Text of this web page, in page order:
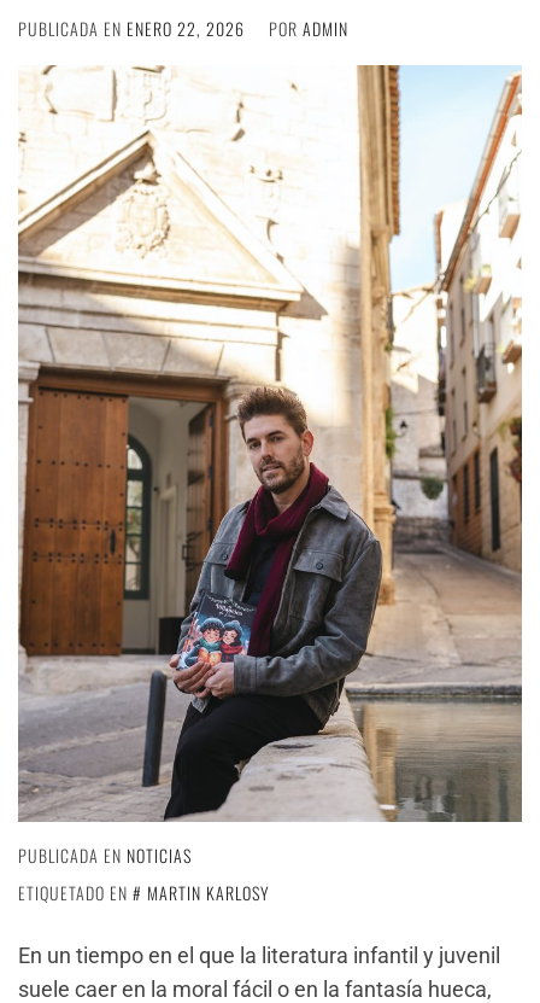
PUBLICADA EN ENERO 22, 2026 POR ADMIN
PUBLICADA EN NOTICIAS
ETIQUETADO EN
MARTIN KARLOSY
En un tiempo en el que la literatura infantil y juvenil
suele caer en la moral fácil o en la fantasía hueca,